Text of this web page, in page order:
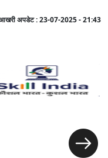
अपडेट :23-07-2025 - 21:43